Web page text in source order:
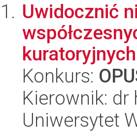
Uwidocznić
Konkurs:
Kierownik: dr
Uniwersytet